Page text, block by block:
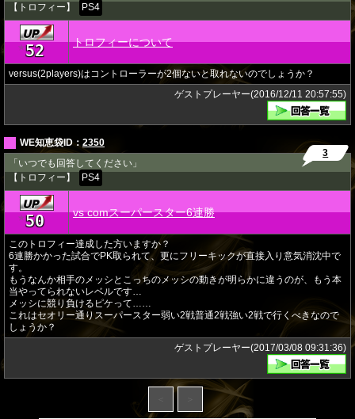
【トロフィー】
PS4
★52 トロフィーについて
versus(2players)はコントローラーが2個ないと取れないのでしょうか？
ゲストプレーヤー(2016/12/11 20:57:55)
WE知恵袋ID： 2350
「いつでも回答してください」
【トロフィー】
PS4
3
★50 vs comスーパースター6連勝
このトロフィー達成した方いますか？
6連勝かかった試合でPK取られて、更にフリーキックが直接入り意気消沈中で
す。
もうなんか相手のメッシとこっちのメッシの動きが明らかに違うのが、もう本
当やってられないレベルです…
メッシに競り負けるピケって……
これはセオリー通りスーパースター弱い2戦普通2戦強い2戦で行くべきなので
しょうか？
ゲストプレーヤー(2017/03/08 09:31:36)